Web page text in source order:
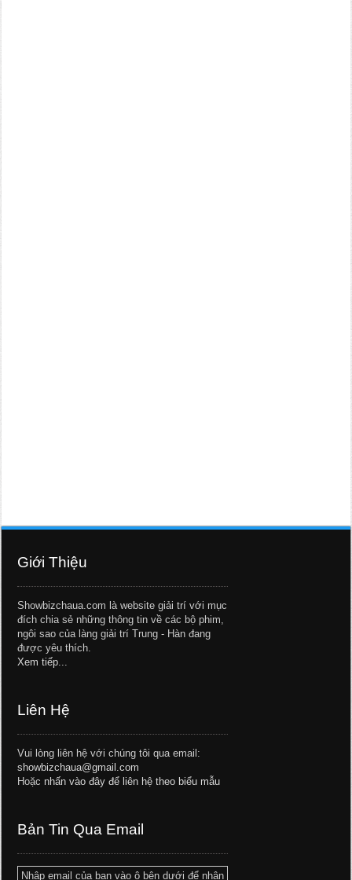
Giới Thiệu
Showbizchaua.com là website giải trí với mục
đích chia sẻ những thông tin về các bộ phim,
ngôi sao của làng giải trí Trung - Hàn đang
được yêu thích.
Xem tiếp...
Liên Hệ
Vui lòng liên hệ với chúng tôi qua email:
showbizchaua@gmail.com
Hoặc nhấn vào đây để liên hệ theo biểu mẫu
Bản Tin Qua Email
Nhập email của bạn vào ô bên dưới để nhận